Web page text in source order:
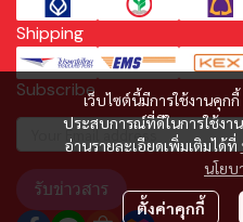
เว็บไซต์นี้มีการใช้งานคุก
ประสบการณ์ที่ดีในการใช้งา
อ่านรายละเอียดเพิ่มเติมได้ที่
นโยบ
ตั้งค่าคุกกี้
Shipping
Subscribe
รับข่าวสาร